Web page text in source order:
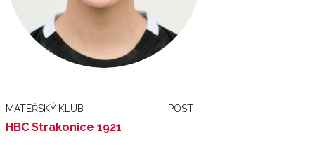
MATEŘSKÝ KLUB
HBC Strakonice 1921
POST